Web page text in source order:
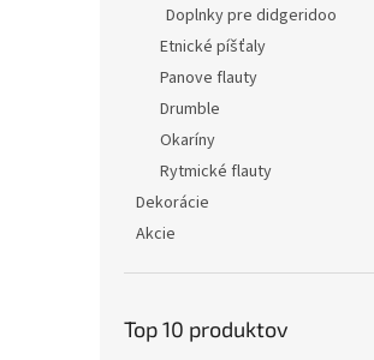
Doplnky pre didgeridoo
Etnické píšťaly
Panove flauty
Drumble
Okaríny
Rytmické flauty
Dekorácie
Akcie
Top 10 produktov